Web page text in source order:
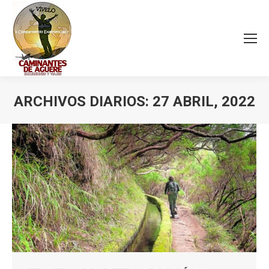
ARCHIVOS DIARIOS: 27 ABRIL, 2022